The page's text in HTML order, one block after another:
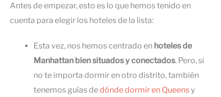
Antes de empezar, esto es lo que hemos tenido en
cuenta para elegir los hoteles de la lista:
Esta vez, nos hemos centrado en hoteles de
Manhattan bien situados y conectados. Pero, si
no te importa dormir en otro distrito, también
tenemos guías dedónde dormir en Queensy